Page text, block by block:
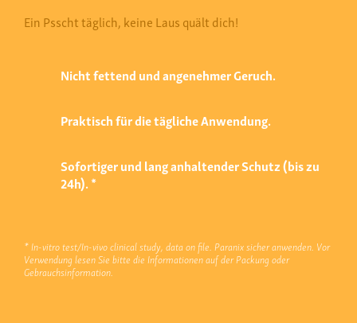
Ein Psscht täglich, keine Laus quält dich!
Nicht fettend und angenehmer Geruch.
Praktisch für die tägliche Anwendung.
Sofortiger und lang anhaltender Schutz (bis zu
24h). *
* In-vitro test/In-vivo clinical study, data on file. Paranix sicher anwenden. Vor
Verwendung lesen Sie bitte die Informationen auf der Packung oder
Gebrauchsinformation.